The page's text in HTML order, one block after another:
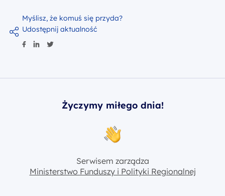
Myślisz, że komuś się przyda?
Udostępnij aktualność
Życzymy miłego dnia!
Serwisem zarządza
Ministerstwo Funduszy i Polityki Regionalnej